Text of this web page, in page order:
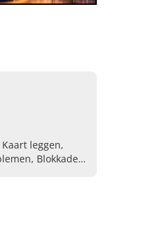
leggen,
Blokkades